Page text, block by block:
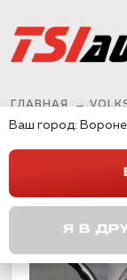
ГЛАВНАЯ →
Ваш город:
Я В